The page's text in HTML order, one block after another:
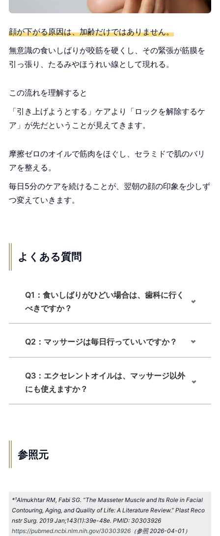
顔が下がる原因は、加齢だけではありません。
無意識の食いしばりが咬筋を硬くし、その緊張が筋膜を
引っ張り、たるみやほうれい線として現れる。
この流れを理解すると
「引き上げようとする」ケアより「ロックを解除するケ
ア」が先だということが見えてきます。
摩擦ゼロのオイルで筋肉をほぐし、セラミドで肌のバリ
アを整える。
毎日5分のケアを続けることが、翌朝の顔の印象を少しず
つ変えていきます。
よくある質問
Q1：食いしばりがひどい場合は、歯科に行く
べきですか？
Q2：マッサージは毎日行っていいですか？
Q3：エクセレントオイルは、マッサージ以外
にも使えますか？
参照元
*¹Almukhtar RM, Fabi SG. “The Masseter Muscle and Its Role in Facial
Contouring, Aging, and Quality of Life: A Literature Review.” Plast Reco
nstr Surg. 2019 Jan;143(1):39e-48e. PMID: 30303926
https://pubmed.ncbi.nlm.nih.gov/30303926 （参照 2026-04-01）